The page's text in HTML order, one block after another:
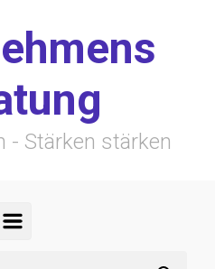
- Stärken stärken